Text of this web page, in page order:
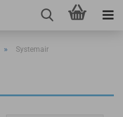
» Systemair